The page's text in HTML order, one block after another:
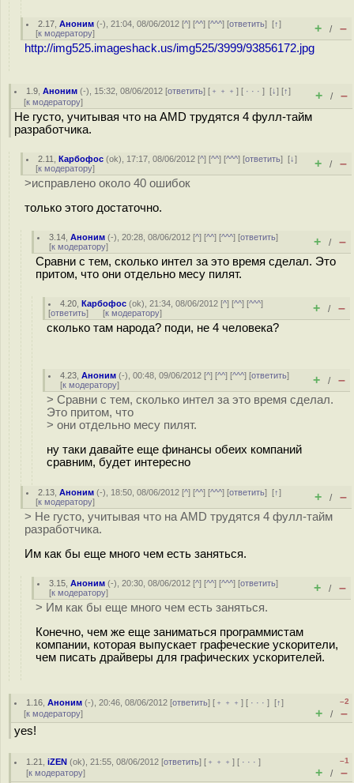
2.17 ,Аноним (-), 21:04, 08/06/2012 [^] [^^] [^^^] [ответить][↑]
[к модератору] + / –
http://img525.imageshack.us/img525/3999/93856172.jpg
1.9 ,Аноним (-), 15:32, 08/06/2012 [ответить] [ ﹢﹢﹢] [ · · ·][↓] [↑]
[к модератору] + / –
Не густо, учитывая что на AMD трудятся 4 фулл-тайм
разработчика.
2.11 ,Карбофос (ok), 17:17, 08/06/2012 [^] [^^] [^^^] [ответить][↓]
[к модератору] + / –
>исправлено около 40 ошибок
только этого достаточно.
3.14 ,Аноним (-), 20:28, 08/06/2012 [^] [^^] [^^^] [ответить]
[к модератору] + / –
Сравни с тем, сколько интел за это время сделал. Это
притом, что они отдельно месу пилят.
4.20 ,Карбофос (ok), 21:34, 08/06/2012 [^] [^^] [^^^]
[ответить] [к модератору] + / –
сколько там народа? поди, не 4 человека?
4.23 ,Аноним (-), 00:48, 09/06/2012 [^] [^^] [^^^] [ответить]
[к модератору] + / –
> Сравни с тем, сколько интел за это время сделал.
Это притом, что
> они отдельно месу пилят.
ну таки давайте еще финансы обеих компаний
сравним, будет интересно
2.13 ,Аноним (-), 18:50, 08/06/2012 [^] [^^] [^^^] [ответить][↑]
[к модератору] + / –
> Не густо, учитывая что на AMD трудятся 4 фулл-тайм
разработчика.
Им как бы еще много чем есть заняться.
3.15 ,Аноним (-), 20:30, 08/06/2012 [^] [^^] [^^^] [ответить]
[к модератору] + / –
> Им как бы еще много чем есть заняться.
Конечно, чем же еще заниматься программистам
компании, которая выпускает графеческие ускорители,
чем писать драйверы для графических ускорителей.
1.16 ,Аноним (-), 20:46, 08/06/2012 [ответить] [ ﹢﹢﹢] [ · · ·][↑]
[к модератору]
–2
+ / –
yes!
1.21 ,iZEN (ok), 21:55, 08/06/2012 [ответить] [ ﹢﹢﹢] [ · · ·]
[к модератору]
–1
+ / –